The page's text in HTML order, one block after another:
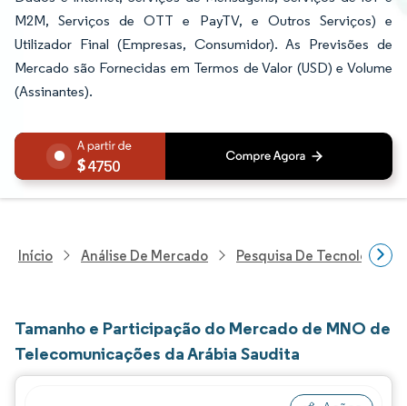
M2M, Serviços de OTT e PayTV, e Outros Serviços) e
Utilizador Final (Empresas, Consumidor). As Previsões de
Mercado são Fornecidas em Termos de Valor (USD) e Volume
(Assinantes).
4750
Início Análise De Mercado Pesquisa De Tecnologia,
Tamanho e Participação do Mercado de MNO de
Telecomunicações da Arábia Saudita